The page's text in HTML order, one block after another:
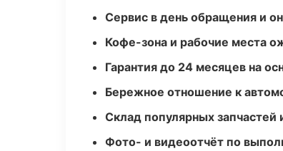
Сервис в день обращения и
Кофе-зона и рабочие места
Гарантия до 24 месяцев на
Бережное отношение к
Склад популярных запчастей
Фото- и видеоотчёт по